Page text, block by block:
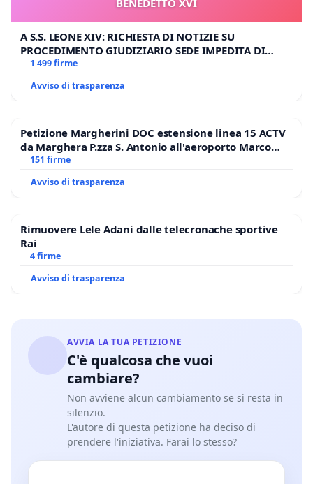
A S.S. LEONE XIV: RICHIESTA DI NOTIZIE SU
PROCEDIMENTO GIUDIZIARIO SEDE IMPEDITA DI
BENEDETTO XVI
1 499 firme
Avviso di trasparenza
Petizione Margherini DOC estensione linea 15 ACTV
da Marghera P.zza S. Antonio all'aeroporto Marco
Polo tariffa a € 1,50
151 firme
Avviso di trasparenza
Rimuovere Lele Adani dalle telecronache sportive
Rai
4 firme
Avviso di trasparenza
AVVIA LA TUA PETIZIONE
C'è qualcosa che vuoi
cambiare?
Non avviene alcun cambiamento se si resta in
silenzio.
L'autore di questa petizione ha deciso di
prendere l'iniziativa. Farai lo stesso?